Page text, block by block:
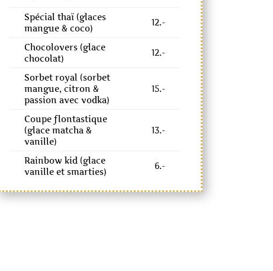
Spécial thaï (glaces
mangue & coco)
12.-
Chocolovers (glace
chocolat)
12.-
Sorbet royal (sorbet
mangue, citron &
passion avec vodka)
15.-
Coupe flontastique
(glace matcha &
vanille)
13.-
Rainbow kid (glace
vanille et smarties)
6.-